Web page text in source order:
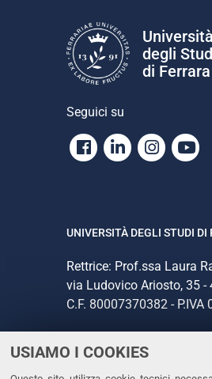
USIAMO I COOKIES
Università
degli
di Ferrara
Seguici su
Facebook
Linkedin
UNIVERSITÀ DEGLI STUDI DI
Rettrice: Prof.ssa Laura
via Ludovico Ariosto, 35 -
C.F. 80007370382 -
CONTATTI